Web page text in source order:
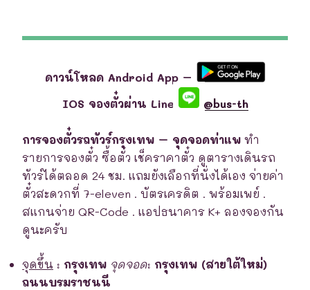
ดาวน์โหลด Android App –
IOS จองตั๋วผ่าน Line
@bus-th
การจองตั๋วรถทัวร์กรุงเทพ – จุดจอดท่าแพ ทำ
รายการจองตั๋ว ซื้อตั๋ว เช็คราคาตั๋ว ดูตารางเดินรถ
ทัวร์ได้ตลอด 24 ชม. แถมยังเลือกที่นั่งได้เอง จ่ายค่า
ตั๋วสะดวกที่ 7-eleven . บัตรเครดิต . พร้อมเพย์ .
สแกนจ่าย QR-Code . แอปธนาคาร K+ ลองจองกัน
ดูนะครับ
จุดขึ้น : กรุงเทพ จุดจอด: กรุงเทพ (สายใต้ใหม่)
ถนนบรมราชนนี